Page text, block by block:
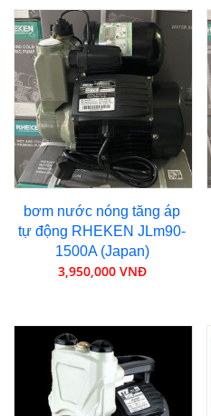
bơm nước nóng tăng áp
tự động RHEKEN JLm90-
1500A (Japan)
3,950,000 VNĐ